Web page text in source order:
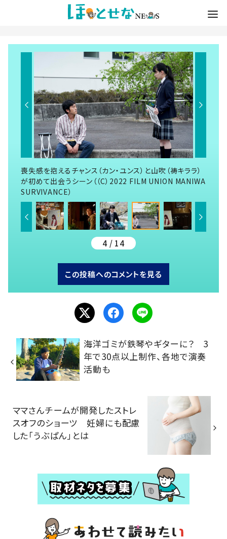
喪失感を抱えるチャンス（カン・ユンス）と山吹（祷キララ）
が初めて出会うシーン（（C）2022 FILM UNION MANIWA
SURVIVANCE）
4 / 14
この投稿へのコメントを見る
海洋ゴミが鉄琴やギターに？ 3
年で30点以上制作、各地で演奏
活動も
ママさんチームが開発したストレ
スオフのショーツ 妊婦にも配慮
した「うぶぱん」とは